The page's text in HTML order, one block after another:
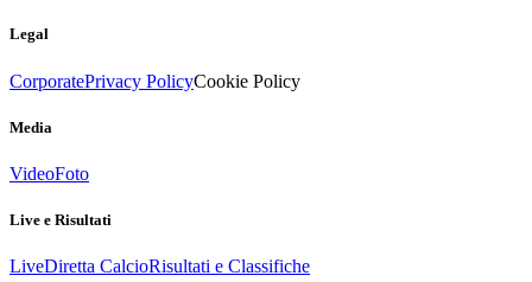
Legal
CorporatePrivacy PolicyCookie Policy
Media
VideoFoto
Live e Risultati
LiveDiretta CalcioRisultati e Classifiche